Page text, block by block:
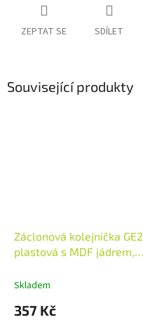
ZEPTAT SE SDÍLET
Související produkty
Záclonová kolejnička GE2
plastová s MDF jádrem,
Skladem
357 Kč